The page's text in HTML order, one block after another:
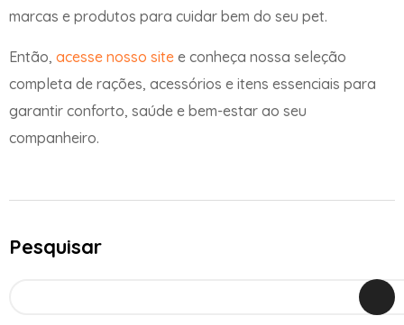
marcas e produtos para cuidar bem do seu pet.
Então, acesse nosso site e conheça nossa seleção
completa de rações, acessórios e itens essenciais para
garantir conforto, saúde e bem-estar ao seu
companheiro.
Pesquisar